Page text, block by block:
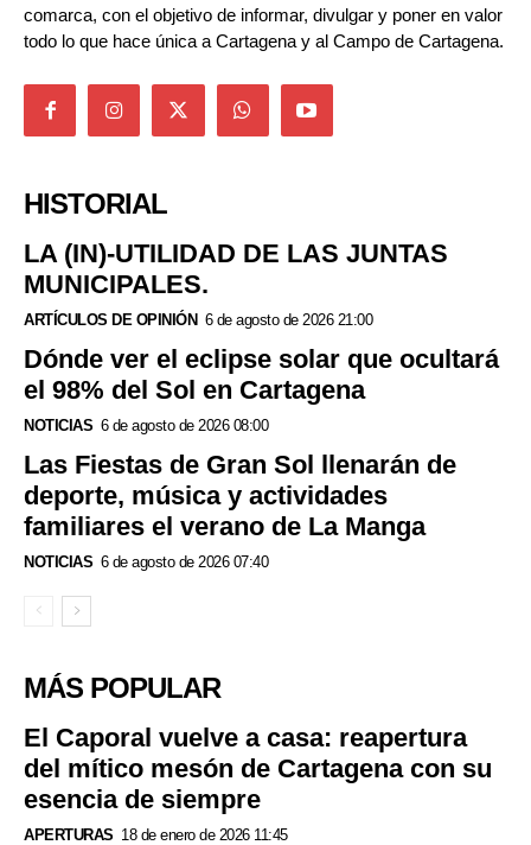
comarca, con el objetivo de informar, divulgar y poner en valor
todo lo que hace única a Cartagena y al Campo de Cartagena.
HISTORIAL
LA (IN)-UTILIDAD DE LAS JUNTAS
MUNICIPALES.
ARTÍCULOS DE OPINIÓN 6 de agosto de 2026 21:00
Dónde ver el eclipse solar que ocultará
el 98% del Sol en Cartagena
NOTICIAS 6 de agosto de 2026 08:00
Las Fiestas de Gran Sol llenarán de
deporte, música y actividades
familiares el verano de La Manga
NOTICIAS 6 de agosto de 2026 07:40
MÁS POPULAR
El Caporal vuelve a casa: reapertura
del mítico mesón de Cartagena con su
esencia de siempre
APERTURAS 18 de enero de 2026 11:45